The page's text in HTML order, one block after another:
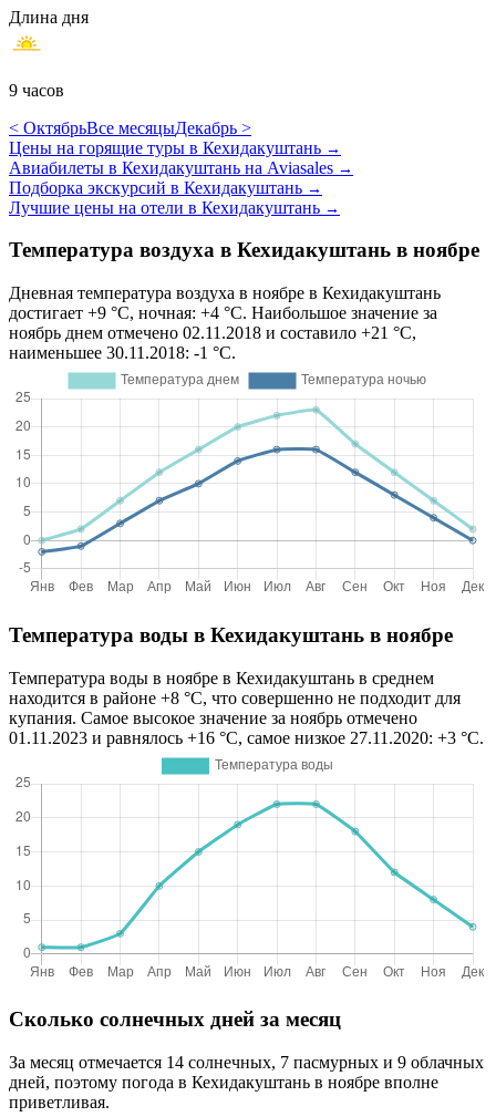
Длина дня
9 часов
< ОктябрьВсе месяцыДекабрь >
Цены на горящие туры в Кехидакуштань →
Авиабилеты в Кехидакуштань на Aviasales →
Подборка экскурсий в Кехидакуштань →
Лучшие цены на отели в Кехидакуштань →
Температура воздуха в Кехидакуштань в ноябре
Дневная температура воздуха в ноябре в Кехидакуштань
достигает +9 °C, ночная: +4 °C. Наибольшое значение за
ноябрь днем отмечено 02.11.2018 и составило +21 °C,
наименьшее 30.11.2018: -1 °C.
Температура воды в Кехидакуштань в ноябре
Температура воды в ноябре в Кехидакуштань в среднем
находится в районе +8 °C, что совершенно не подходит для
купания. Самое высокое значение за ноябрь отмечено
01.11.2023 и равнялось +16 °C, самое низкое 27.11.2020: +3 °C.
Сколько солнечных дней за месяц
За месяц отмечается 14 солнечных, 7 пасмурных и 9 облачных
дней, поэтому погода в Кехидакуштань в ноябре вполне
приветливая.